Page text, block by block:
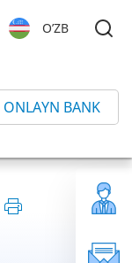
O’ZB
ONLAYN BANK